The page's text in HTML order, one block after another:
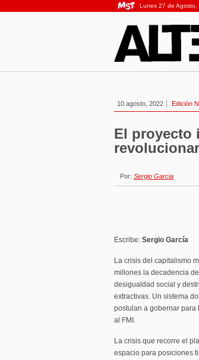
Lunes 27 de Agosto,
10 agosto, 2022 Edición
El proyecto
Por: Sergio Garcia
Escribe: Sergio García
La crisis del capitalismo
millones la decadencia
desigualdad social y
extractivas. Un sistema
postulan a gobernar para
al FMI.
La crisis que recorre el
espacio para posiciones